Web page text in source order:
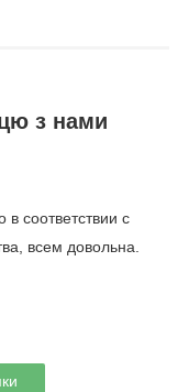
з нами
соответствии с
всем довольна.